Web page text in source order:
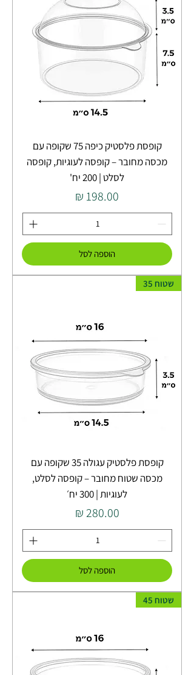
קופסת פלסטיק כיפה 75 שקופה עם
מכסה מחובר – קופסה לעוגיות, קופסה
לסלט | 200 יח'
מחיר
הוספה לסל
שטוח 35
קופסת פלסטיק עגולה 35 שקופה עם
מכסה שטוח מחובר – קופסה לסלט,
לעוגיות | 300 יח׳
מחיר
הוספה לסל
שטוח 45